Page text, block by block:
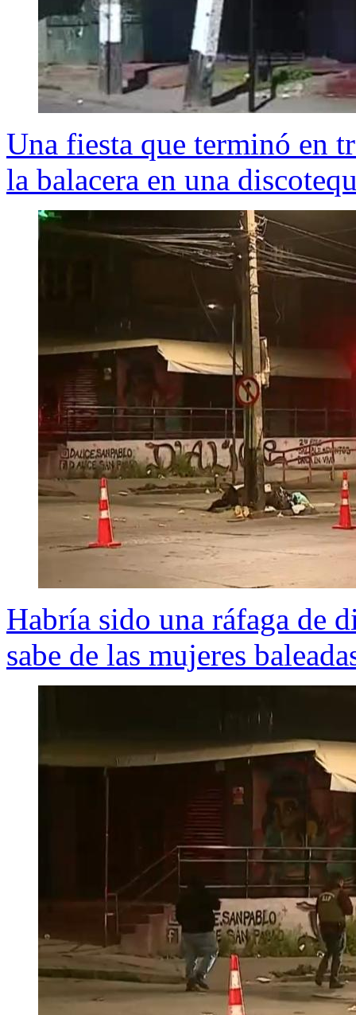
Una fiesta que terminó en
la balacera en una
Habría sido una ráfaga de
sabe de las mujeres